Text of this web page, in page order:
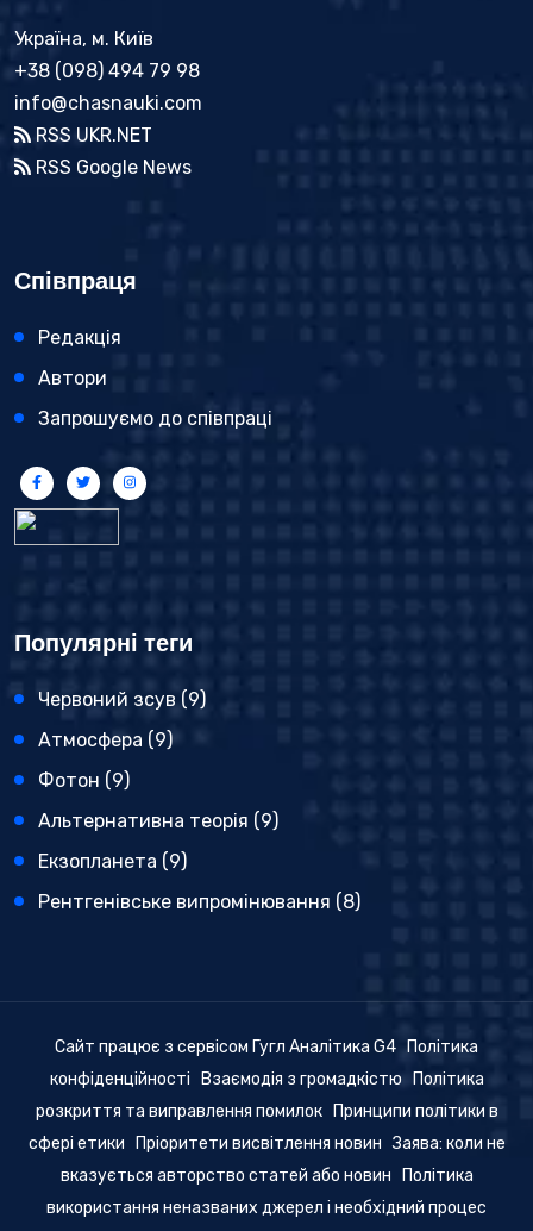
Україна, м. Київ
+38 (098) 494 79 98
info@chasnauki.com
RSS UKR.NET
RSS Google News
Співпраця
Редакція
Автори
Запрошуємо до співпраці
Популярні теги
Червоний зсув (9)
Атмосфера (9)
Фотон (9)
Альтернативна теорія (9)
Екзопланета (9)
Рентгенівське випромінювання (8)
Сайт працює з сервісом Гугл Аналітика G4
Політика
конфіденційності
Взаємодія з громадкістю
Політика
розкриття та виправлення помилок
Принципи політики в
сфері етики
Пріоритети висвітлення новин Заява: коли не
вказується авторство статей або новин
Політика
використання неназваних джерел і необхідний процес